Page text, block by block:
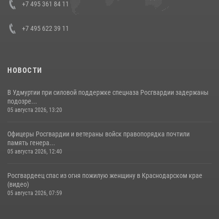
+7 495 361 84 11
+7 495 622 39 11
НОВОСТИ
В Удмуртии при силовой поддержке спецназа Росгвардии задержаны
подозре...
05 августа 2026, 13:20
Офицеры Росгвардии и ветераны войск правопорядка почтили
память генера...
05 августа 2026, 12:40
Росгвардеец спас из огня пожилую женщину в Краснодарском крае
(видео)
05 августа 2026, 07:59